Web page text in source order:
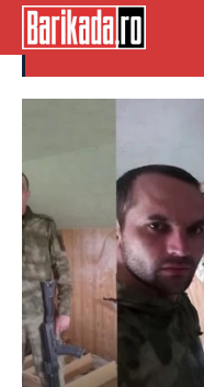
experienta razboi